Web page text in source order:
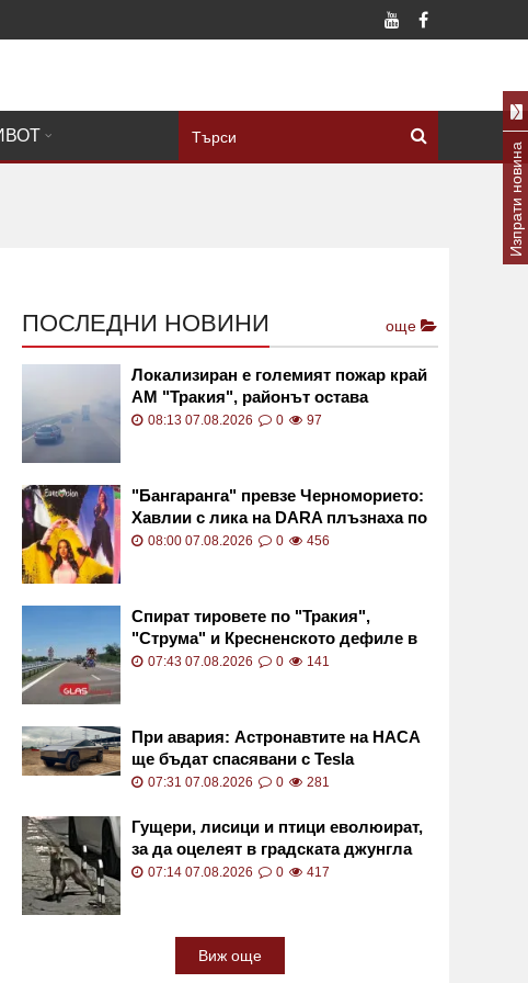
ПОСЛЕДНИ НОВИНИ още
Локализиран е големият пожар край
АМ "Тракия", районът остава
задимен
08:13 07.08.2026 0 97
"Бангаранга" превзе Черноморието:
Хавлии с лика на DARA плъзнаха по
сергиите СНИМКА
08:00 07.08.2026 0 456
Спират тировете по "Тракия",
"Струма" и Кресненското дефиле в
петък и неделя
07:43 07.08.2026 0 141
При авария: Астронавтите на НАСА
ще бъдат спасявани с Tesla
Cybertruck
07:31 07.08.2026 0 281
Гущери, лисици и птици еволюират,
за да оцелеят в градската джунгла
07:14 07.08.2026 0 417
Виж още
Изпрати новина